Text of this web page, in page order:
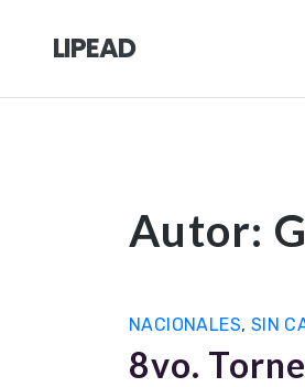
LIPEAD
Autor:
NACIONALES, SIN
8vo.